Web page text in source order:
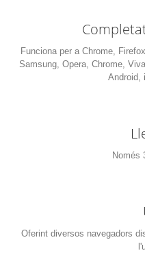
Funciona per a Chrome,
Samsung, Opera, Chrome,
Android,
Només
Oferint diversos navegadors